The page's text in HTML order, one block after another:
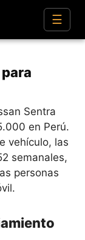
☰
Sentra
en Perú.
vehículo, las
semanales,
personas